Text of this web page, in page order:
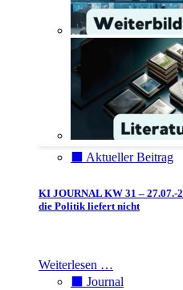
⬛️ Aktueller Beitrag
KI JOURNAL KW 31 – 27.07.-
die Politik liefert nicht
Weiterlesen …
⬛️ Journal